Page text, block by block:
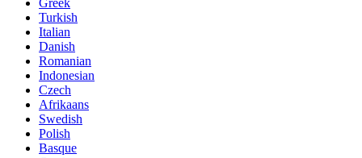
Greek
Turkish
Italian
Danish
Romanian
Indonesian
Czech
Afrikaans
Swedish
Polish
Basque